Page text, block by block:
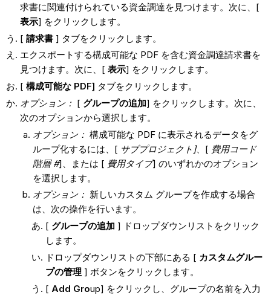
求書に関連付けられている資金調達を見つけます。次に、[
表示] をクリックします。
[ 請求書] タブをクリックします。
エクスポートする構成可能な PDF を含む資金調達請求書を
見つけます。次に、[ 表示] をクリックします。
[ 構成可能な PDF] タブをクリックします。
オプション： [ グループの追加] をクリックします。次に、
次のオプションから選択します。
オプション： 構成可能な PDF に表示されるデータをグ
ループ化するには、[ サブプロジェクト]、[ 費用コード
階層 #]、または [ 費用タイプ] のいずれかのオプション
を選択します。
オプション： 新しいカスタム グループを作成する場合
は、次の操作を行います。
[ グループの追加 ] ドロップダウンリストをクリック
します。
ドロップダウンリストの下部にある [ カスタムグルー
プの管理] ボタンをクリックします。
[ Add Group] をクリックし、グループの名前を入力